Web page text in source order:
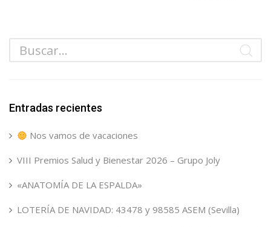
Entradas recientes
Nos vamos de vacaciones
VIII Premios Salud y Bienestar 2026 – Grupo Joly
«ANATOMÍA DE LA ESPALDA»
LOTERÍA DE NAVIDAD: 43478 y 98585 ASEM (Sevilla)